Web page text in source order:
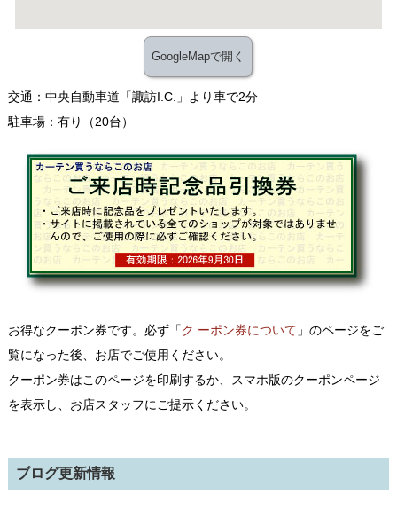
GoogleMapで開く
交通：中央自動車道「諏訪I.C.」より車で2分
駐車場：有り（20台）
お得なクーポン券です。必ず「ク ーポン券について 」のページをご
覧になった後、お店でご使用ください。
クーポン券はこのページを印刷するか、スマホ版のクーポンページ
を表示し、お店スタッフにご提示ください。
ブログ更新情報